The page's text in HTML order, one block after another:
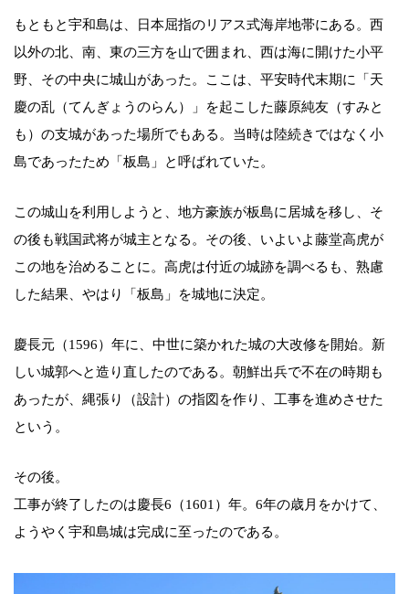
もともと宇和島は、日本屈指のリアス式海岸地帯にある。西
以外の北、南、東の三方を山で囲まれ、西は海に開けた小平
野、その中央に城山があった。ここは、平安時代末期に「天
慶の乱（てんぎょうのらん）」を起こした藤原純友（すみと
も）の支城があった場所でもある。当時は陸続きではなく小
島であったため「板島」と呼ばれていた。
この城山を利用しようと、地方豪族が板島に居城を移し、そ
の後も戦国武将が城主となる。その後、いよいよ藤堂高虎が
この地を治めることに。高虎は付近の城跡を調べるも、熟慮
した結果、やはり「板島」を城地に決定。
慶長元（1596）年に、中世に築かれた城の大改修を開始。新
しい城郭へと造り直したのである。朝鮮出兵で不在の時期も
あったが、縄張り（設計）の指図を作り、工事を進めさせた
という。
その後。
工事が終了したのは慶長6（1601）年。6年の歳月をかけて、
ようやく宇和島城は完成に至ったのである。